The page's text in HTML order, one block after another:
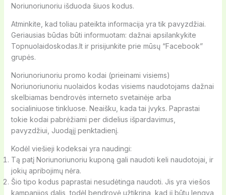
Noriunoriunoriu išduoda šiuos kodus.
Atminkite, kad toliau pateikta informacija yra tik pavyzdžiai.
Geriausias būdas būti informuotam: dažnai apsilankykite
Topnuolaidoskodas.lt ir prisijunkite prie mūsų “Facebook”
grupės.
Noriunoriunoriu promo kodai (prieinami visiems)
Noriunoriunoriu nuolaidos kodas visiems naudotojams dažnai
skelbiamas bendrovės interneto svetainėje arba
socialiniuose tinkluose. Neaišku, kada tai įvyks. Paprastai
tokie kodai pabrėžiami per didelius išpardavimus,
pavyzdžiui, Juodąjį penktadienį.
Kodėl viešieji kodeksai yra naudingi:
Tą patį Noriunoriunoriu kuponą gali naudoti keli naudotojai, ir
jokių apribojimų nėra.
Šio tipo kodus paprastai nesudėtinga naudoti. Jis yra viešos
kampanijos dalis, todėl bendrovė užtikrina, kad jį būtų lengva